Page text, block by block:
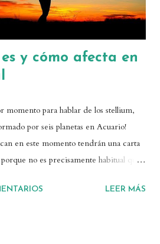
y cómo afecta en
momento para hablar de los stellium,
por seis planetas en Acuario!
en este momento tendrán una carta
no es precisamente habitual que
de planetas, es posible que
LEER MÁS